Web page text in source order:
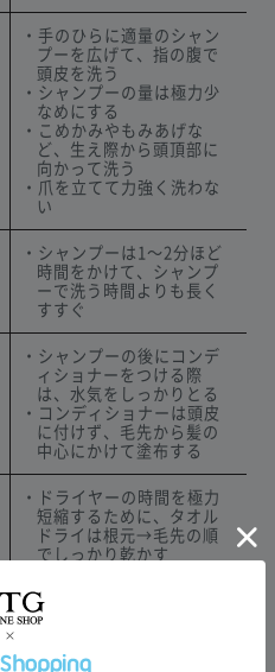
・手のひらに適量のシャン
プーを広げて、指の腹で
頭皮を洗う
・シャンプーの量は極力少
なめにする
・こめかみやもみあげな
ど、生え際から頭頂部に
向かって洗う
・爪を立てて力強く洗わな
い
・シャンプーは1〜2分ほど
時間をかけて、シャンプ
ーで洗う時間よりも長く
すすぐ
・シャンプーの後にコンデ
ィショナーをつける際
は、水気をしっかりとる
・コンディショナーは頭皮
に付けず、毛先から髪の
中心にかけて塗布する
・ドライヤーの時間を極力
短縮するために、タオル
ドライは根元→毛先の順
でしっかり乾かす
ヤーで根元から10センチ
離した状態で乾かす